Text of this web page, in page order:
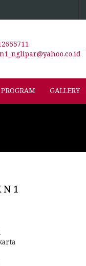
GALLERY
N 1